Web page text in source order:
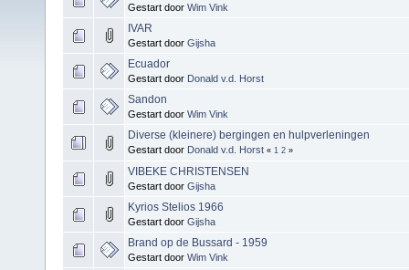
Gestart door Wim Vink
IVAR
Gestart door Gijsha
Ecuador
Gestart door Donald v.d. Horst
Sandon
Gestart door Wim Vink
Diverse (kleinere) bergingen en hulpverleningen
Gestart door Donald v.d. Horst « 1 2 »
VIBEKE CHRISTENSEN
Gestart door Gijsha
Kyrios Stelios 1966
Gestart door Gijsha
Brand op de Bussard - 1959
Gestart door Wim Vink